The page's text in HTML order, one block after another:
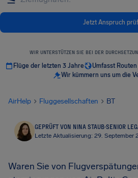
Jetzt Anspruch
WIR UNTERSTÜTZEN SIE BEI DER
Flüge der letzten 3 Jahre
Umfasst
Wir kümmern uns um die
AirHelp Fluggesellschaften BT
GEPRÜFT VON NINA STAUB·SENIOR
Letzte Aktualisierung: 29. September
Waren Sie von